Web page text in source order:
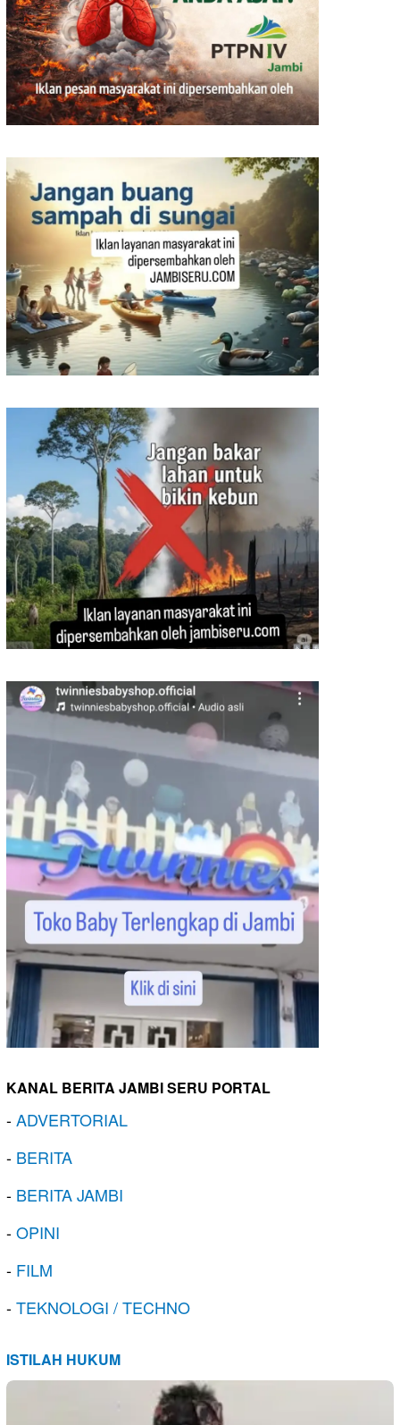
KANAL BERITA JAMBI SERU PORTAL
-ADVERTORIAL
- BERITA
- BERITA JAMBI
-OPINI
- FILM
-TEKNOLOGI / TECHNO
ISTILAH HUKUM